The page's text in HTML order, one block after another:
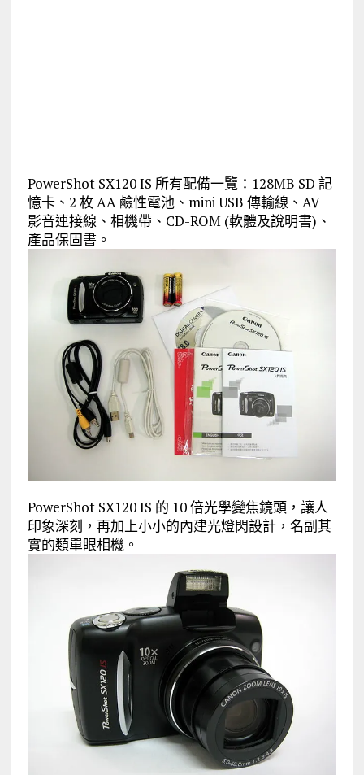
PowerShot SX120 IS 所有配備一覽：128MB SD 記
憶卡、2 枚 AA 鹼性電池、mini USB 傳輸線、AV
影音連接線、相機帶、CD-ROM (軟體及說明書)、
產品保固書。
PowerShot SX120 IS 的 10 倍光學變焦鏡頭，讓人
印象深刻，再加上小小的內建光燈閃設計，名副其
實的類單眼相機。